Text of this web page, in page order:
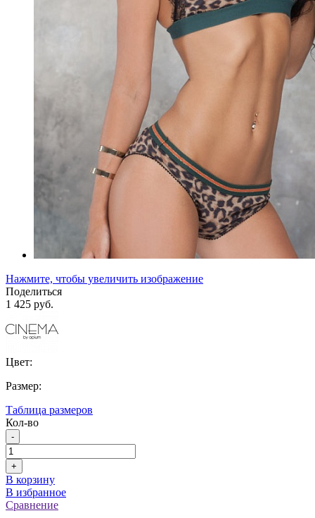
Нажмите, чтобы увеличить изображение
Поделиться
1 425 руб.
Цвет:
Размер:
Таблица размеров
Кол-во
-
+
В корзину
В избранное
Сравнение